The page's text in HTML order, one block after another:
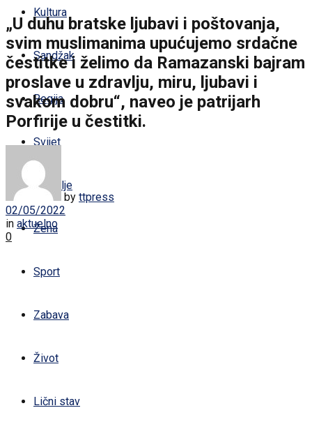
Kultura
Sandžak
Regija
Svijet
Zdravlje
Žena
Sport
Zabava
Život
Lični stav
„U duhu bratske ljubavi i poštovanja,
svim muslimanima upućujemo srdačne
čestitke i želimo da Ramazanski bajram
proslave u zdravlju, miru, ljubavi i
svakom dobru“, naveo je patrijarh
Porfirije u čestitki.
by ttpress
02/05/2022
in aktuelno
0